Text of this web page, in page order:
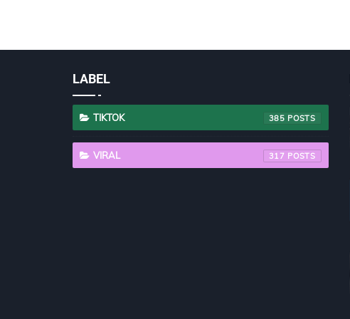
LABEL
TIKTOK 385
VIRAL 317